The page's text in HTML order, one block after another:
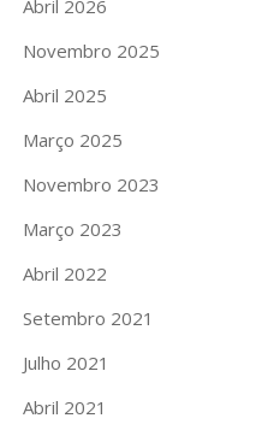
Abril 2026
Novembro 2025
Abril 2025
Março 2025
Novembro 2023
Março 2023
Abril 2022
Setembro 2021
Julho 2021
Abril 2021